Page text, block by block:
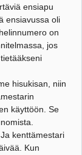
ensiapu
ensiavussa oli
on
jos
hisukisan, niin
käyttöön. Se
kenttämestari
Kun